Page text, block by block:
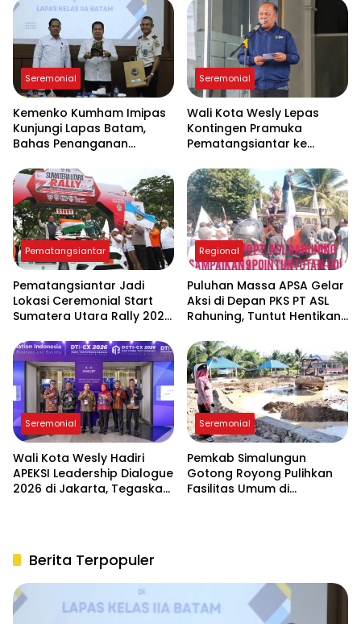
Seremonial
Kemenko Kumham Imipas
Kunjungi Lapas Batam,
Bahas Penanganan
Implementasi KUHP Baru
Seremonial
Wali Kota Wesly Lepas
Kontingen Pramuka
Pematangsiantar ke
di Cibubur
Pematangsiantar
Pematangsiantar Jadi
Lokasi Ceremonial Start
Sumatera Utara Rally 2026
Regional
Puluhan Massa APSA Gelar
Aksi di Depan PKS PT ASL
Rahuning, Tuntut Hentikan
Sungai Asahan
Seremonial
Wali Kota Wesly Hadiri
APEKSI Leadership Dialogue
2026 di Jakarta, Tegaskan
Seremonial
Pemkab Simalungun
Gotong Royong Pulihkan
Fasilitas Umum di
Berita Terpopuler